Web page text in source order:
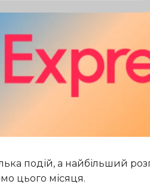
подій, а найбільший
цього місяця.